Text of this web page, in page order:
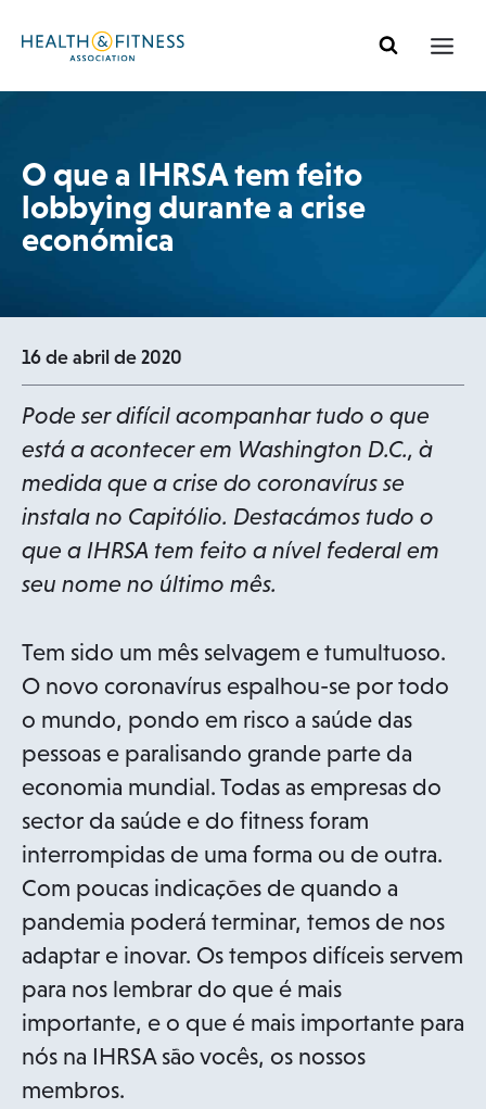
para
O que a IHRSA tem feito
lobbying durante a crise
económica
16 de abril de 2020
Pode ser difícil acompanhar tudo o que
está a acontecer em Washington D.C., à
medida que a crise do coronavírus se
instala no Capitólio. Destacámos tudo o
que a IHRSA tem feito a nível federal em
seu nome no último mês.
Tem sido um mês selvagem e tumultuoso.
O novo coronavírus espalhou-se por todo
o mundo, pondo em risco a saúde das
pessoas e paralisando grande parte da
economia mundial. Todas as empresas do
sector da saúde e do fitness foram
interrompidas de uma forma ou de outra.
Com poucas indicações de quando a
pandemia poderá terminar, temos de nos
adaptar e inovar. Os tempos difíceis servem
para nos lembrar do que é mais
importante, e o que é mais importante para
nós na IHRSA são vocês, os nossos
membros.